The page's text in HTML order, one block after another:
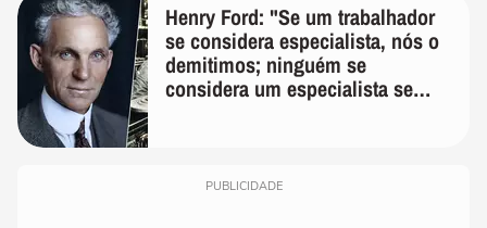
Henry Ford: "Se um trabalhador
se considera especialista, nós o
demitimos; ninguém se
considera um especialista se
PUBLICIDADE